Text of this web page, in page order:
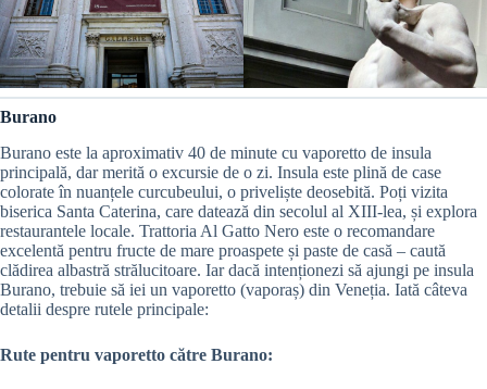
Burano
Burano este la aproximativ 40 de minute cu vaporetto de insula
principală, dar merită o excursie de o zi. Insula este plină de case
colorate în nuanțele curcubeului, o priveliște deosebită. Poți vizita
biserica Santa Caterina, care datează din secolul al XIII-lea, și explora
restaurantele locale. Trattoria Al Gatto Nero este o recomandare
excelentă pentru fructe de mare proaspete și paste de casă – caută
clădirea albastră strălucitoare. Iar dacă intenționezi să ajungi pe insula
Burano, trebuie să iei un vaporetto (vaporaș) din Veneția. Iată câteva
detalii despre rutele principale:
Rute pentru vaporetto către Burano: